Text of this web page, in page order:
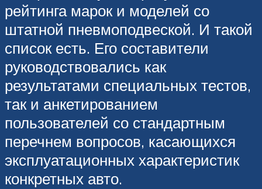
рейтинга марок и моделей со
штатной пневмоподвеской. И такой
список есть. Его составители
руководствовались как
результатами специальных тестов,
так и анкетированием
пользователей со стандартным
перечнем вопросов, касающихся
эксплуатационных характеристик
конкретных авто.